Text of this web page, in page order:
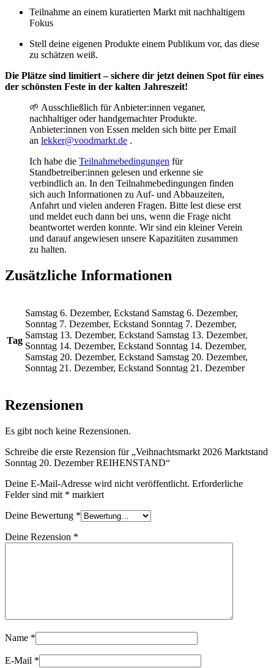
Teilnahme an einem kuratierten Markt mit nachhaltigem
Fokus
Stell deine eigenen Produkte einem Publikum vor, das diese
zu schätzen weiß.
Die Plätze sind limitiert – sichere dir jetzt deinen Spot für eines
der schönsten Feste in der kalten Jahreszeit!
🌱 Ausschließlich für Anbieter:innen veganer,
nachhaltiger oder handgemachter Produkte.
Anbieter:innen von Essen melden sich bitte per Email
an lekker@voodmarkt.de .
Ich habe die Teilnahmebedingungen für
Standbetreiber:innen gelesen und erkenne sie
verbindlich an. In den Teilnahmebedingungen finden
sich auch Informationen zu Auf- und Abbauzeiten,
Anfahrt und vielen anderen Fragen. Bitte lest diese erst
und meldet euch dann bei uns, wenn die Frage nicht
beantwortet werden konnte. Wir sind ein kleiner Verein
und darauf angewiesen unsere Kapazitäten zusammen
zu halten.
Zusätzliche Informationen
Tag
Samstag 6. Dezember, Eckstand Samstag 6. Dezember,
Sonntag 7. Dezember, Eckstand Sonntag 7. Dezember,
Samstag 13. Dezember, Eckstand Samstag 13. Dezember,
Sonntag 14. Dezember, Eckstand Sonntag 14. Dezember,
Samstag 20. Dezember, Eckstand Samstag 20. Dezember,
Sonntag 21. Dezember, Eckstand Sonntag 21. Dezember
Rezensionen
Es gibt noch keine Rezensionen.
Schreibe die erste Rezension für „Veihnachtsmarkt 2026 Marktstand
Sonntag 20. Dezember REIHENSTAND“
Deine E-Mail-Adresse wird nicht veröffentlicht. Erforderliche
Felder sind mit * markiert
Deine Bewertung *
Deine Rezension *
Name *
E-Mail *